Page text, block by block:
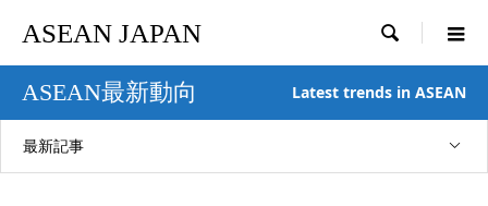
ASEAN JAPAN 
ASEAN最新動向 Latest trends in ASEAN
最新記事